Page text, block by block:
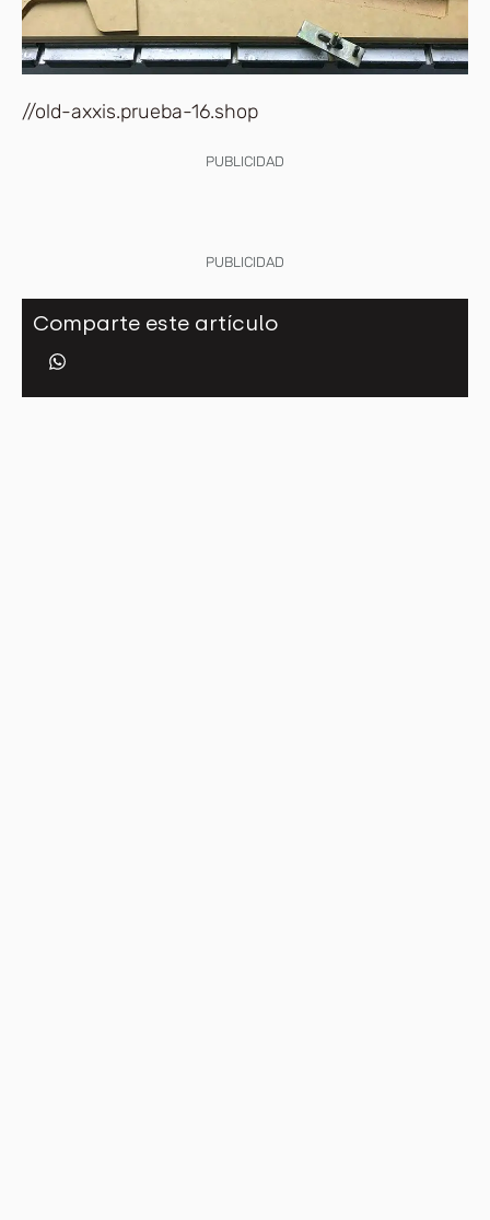
//old-axxis.prueba-16.shop
PUBLICIDAD
PUBLICIDAD
Comparte este artículo